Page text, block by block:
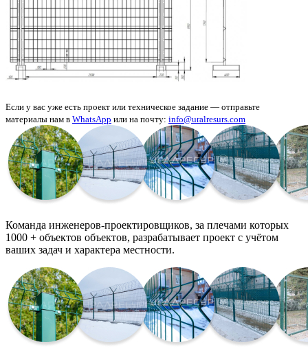
Если у вас уже есть проект или техническое задание — отправьте
материалы нам в WhatsApp или на почту: info@uralresurs.com
Команда инженеров-проектировщиков, за плечами которых
1000 + объектов объектов, разрабатывает проект с учётом
ваших задач и характера местности.